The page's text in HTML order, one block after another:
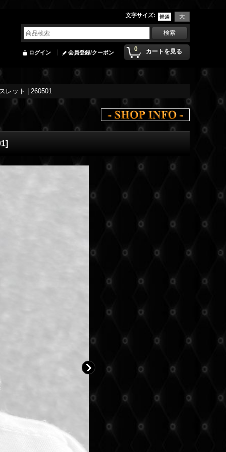
文字サイズ:
0 カートを見る
ログイン 会員登録/クーポン
レット | 260501
]